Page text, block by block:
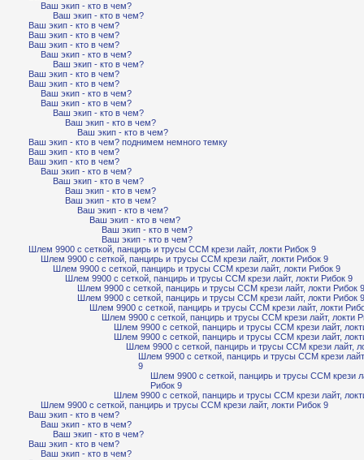
Ваш экип - кто в чем?
Ваш экип - кто в чем?
Ваш экип - кто в чем?
Ваш экип - кто в чем?
Ваш экип - кто в чем?
Ваш экип - кто в чем?
Ваш экип - кто в чем?
Ваш экип - кто в чем?
Ваш экип - кто в чем?
Ваш экип - кто в чем?
Ваш экип - кто в чем?
Ваш экип - кто в чем?
Ваш экип - кто в чем?
Ваш экип - кто в чем?
Ваш экип - кто в чем? поднимем немного темку
Ваш экип - кто в чем?
Ваш экип - кто в чем?
Ваш экип - кто в чем?
Ваш экип - кто в чем?
Ваш экип - кто в чем?
Ваш экип - кто в чем?
Ваш экип - кто в чем?
Ваш экип - кто в чем?
Ваш экип - кто в чем?
Ваш экип - кто в чем?
Шлем 9900 с сеткой, панцирь и трусы ССМ крези лайт, локти Рибок 9
Шлем 9900 с сеткой, панцирь и трусы ССМ крези лайт, локти Рибок 9
Шлем 9900 с сеткой, панцирь и трусы ССМ крези лайт, локти Рибок 9
Шлем 9900 с сеткой, панцирь и трусы ССМ крези лайт, локти Рибок 9
Шлем 9900 с сеткой, панцирь и трусы ССМ крези лайт, локти Рибок 9
Шлем 9900 с сеткой, панцирь и трусы ССМ крези лайт, локти Рибок 9
Шлем 9900 с сеткой, панцирь и трусы ССМ крези лайт, локти
Шлем 9900 с сеткой, панцирь и трусы ССМ крези лайт, локти
Шлем 9900 с сеткой, панцирь и трусы ССМ крези лайт,
Шлем 9900 с сеткой, панцирь и трусы ССМ крези лайт,
Шлем 9900 с сеткой, панцирь и трусы ССМ крези лайт,
Шлем 9900 с сеткой, панцирь и трусы ССМ крези
9
Шлем 9900 с сеткой, панцирь и трусы ССМ крези
Рибок 9
Шлем 9900 с сеткой, панцирь и трусы ССМ крези лайт,
Шлем 9900 с сеткой, панцирь и трусы ССМ крези лайт, локти Рибок 9
Ваш экип - кто в чем?
Ваш экип - кто в чем?
Ваш экип - кто в чем?
Ваш экип - кто в чем?
Ваш экип - кто в чем?